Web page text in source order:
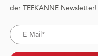
der TEEKANNE Newsletter!